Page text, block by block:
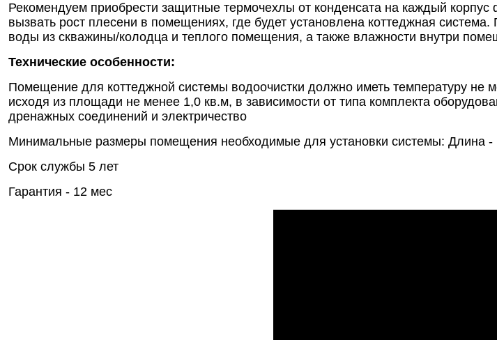
Рекомендуем приобрести защитные термочехлы от конденсата на каждый
вызвать рост плесени в помещениях, где будет установлена коттеджная
воды из скважины/колодца и теплого помещения, а также влажности внутри
Технические особенности:
Помещение для коттеджной системы водоочистки должно иметь температуру
исходя из площади не менее 1,0 кв.м, в зависимости от типа комплекта
дренажных соединений и электричество
Минимальные размеры помещения необходимые для установки системы: Длина
Срок службы 5 лет
Гарантия - 12 мес